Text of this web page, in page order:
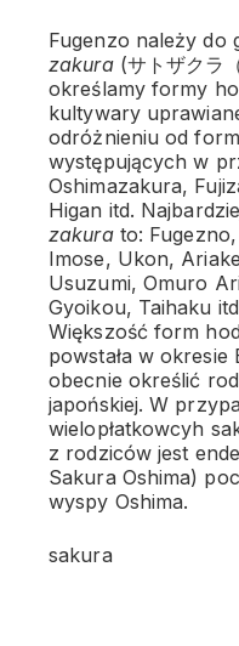
Fugenzo należy do
zakura (サトザクラ
określamy formy
kultywary
odróżnieniu od
występujących w
Oshimazakura,
Higan itd.
zakurato:
Imose, Ukon,
Usuzumi, Omuro
Gyoikou, Taihaku
Większość form
powstała w
obecnie określić
japońskiej. W
wielopłatkowcyh
z rodziców jest
Sakura Oshima)
wyspy Oshima.
sakura